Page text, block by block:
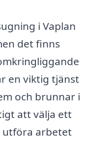
i Vaplan
det finns
en viktig tjänst
och brunnar i
att välja ett
utföra arbetet